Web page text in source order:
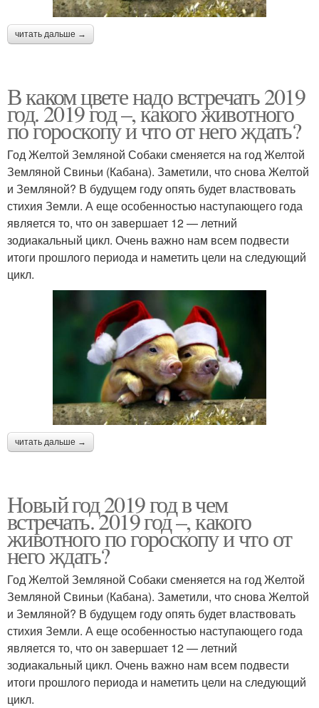
читать дальше →
В каком цвете надо встречать 2019
год. 2019 год –, какого животного
по гороскопу и что от него ждать?
Год Желтой Земляной Собаки сменяется на год Желтой
Земляной Свиньи (Кабана). Заметили, что снова Желтой
и Земляной? В будущем году опять будет властвовать
стихия Земли. А еще особенностью наступающего года
является то, что он завершает 12 — летний
зодиакальный цикл. Очень важно нам всем подвести
итоги прошлого периода и наметить цели на следующий
цикл.
читать дальше →
Новый год 2019 год в чем
встречать. 2019 год –, какого
животного по гороскопу и что от
него ждать?
Год Желтой Земляной Собаки сменяется на год Желтой
Земляной Свиньи (Кабана). Заметили, что снова Желтой
и Земляной? В будущем году опять будет властвовать
стихия Земли. А еще особенностью наступающего года
является то, что он завершает 12 — летний
зодиакальный цикл. Очень важно нам всем подвести
итоги прошлого периода и наметить цели на следующий
цикл.